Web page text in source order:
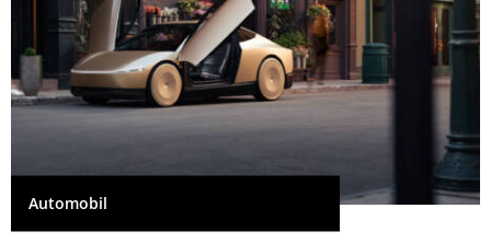
Automobil